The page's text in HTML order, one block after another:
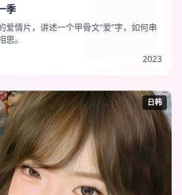
季
爱情片，讲述一个甲骨文“爱”字，如何串
。
2023
日韩